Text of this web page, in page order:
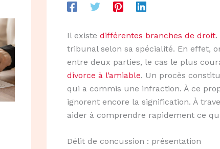
Il existe différentes branches de droit.
tribunal selon sa spécialité. En effet,
entre deux parties, le cas le plus
divorce à l’amiable. Un procès
qui a commis une infraction. À ce
ignorent encore la signification. À
aider à comprendre rapidement ce
Délit de concussion : présentation